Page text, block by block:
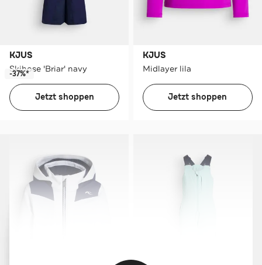
KJUS
Skihose 'Briar' navy
-37%*
Jetzt shoppen
KJUS
Midlayer lila
Jetzt shoppen